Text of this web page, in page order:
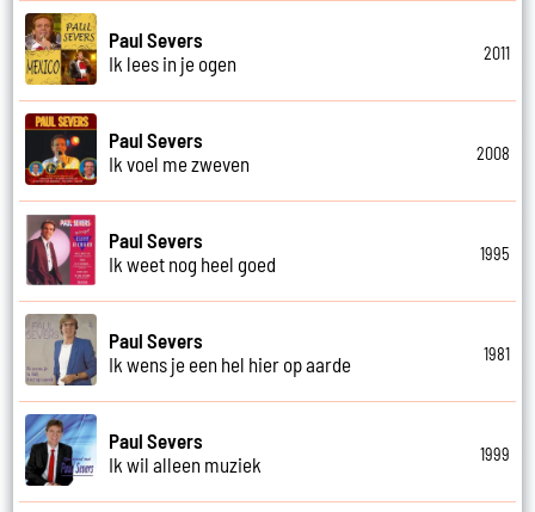
Paul Severs
Ik lees in je ogen
2011
Paul Severs
Ik voel me zweven
2008
Paul Severs
Ik weet nog heel goed
1995
Paul Severs
Ik wens je een hel hier op aarde
1981
Paul Severs
Ik wil alleen muziek
1999